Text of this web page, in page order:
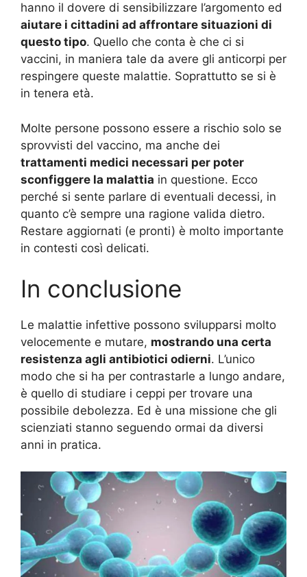
hanno il dovere di sensibilizzare l’argomento ed
aiutare i cittadini ad affrontare situazioni di
questo tipo. Quello che conta è che ci si
vaccini, in maniera tale da avere gli anticorpi per
respingere queste malattie. Soprattutto se si è
in tenera età.
Molte persone possono essere a rischio solo se
sprovvisti del vaccino, ma anche dei
trattamenti medici necessari per poter
sconfiggere la malattia in questione. Ecco
perché si sente parlare di eventuali decessi, in
quanto c’è sempre una ragione valida dietro.
Restare aggiornati (e pronti) è molto importante
in contesti così delicati.
In conclusione
Le malattie infettive possono svilupparsi molto
velocemente e mutare, mostrando una certa
resistenza agli antibiotici odierni. L’unico
modo che si ha per contrastarle a lungo andare,
è quello di studiare i ceppi per trovare una
possibile debolezza. Ed è una missione che gli
scienziati stanno seguendo ormai da diversi
anni in pratica.